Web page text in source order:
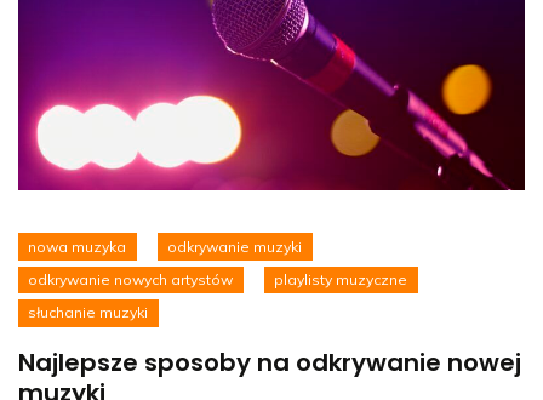
nowa muzyka
odkrywanie muzyki
odkrywanie nowych artystów
playlisty muzyczne
słuchanie muzyki
Najlepsze sposoby na odkrywanie nowej
muzyki